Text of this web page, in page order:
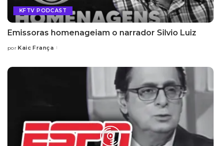
KFTV PODCAST
Emissoras homenageiam o narrador Silvio Luiz
por Kaic França